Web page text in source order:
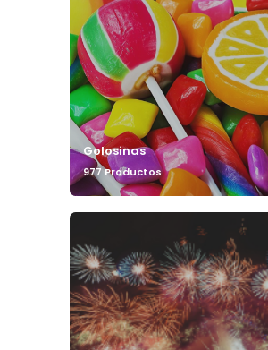
Golosinas
977 Productos